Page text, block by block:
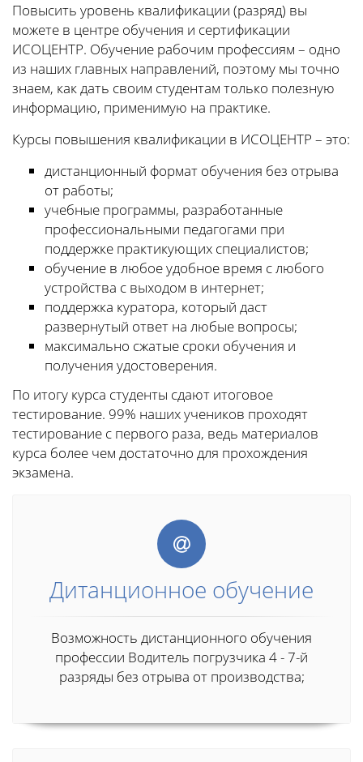
Повысить уровень квалификации (разряд) вы
можете в центре обучения и сертификации
ИСОЦЕНТР. Обучение рабочим профессиям – одно
из наших главных направлений, поэтому мы точно
знаем, как дать своим студентам только полезную
информацию, применимую на практике.
Курсы повышения квалификации в ИСОЦЕНТР – это:
дистанционный формат обучения без отрыва
от работы;
учебные программы, разработанные
профессиональными педагогами при
поддержке практикующих специалистов;
обучение в любое удобное время с любого
устройства с выходом в интернет;
поддержка куратора, который даст
развернутый ответ на любые вопросы;
максимально сжатые сроки обучения и
получения удостоверения.
По итогу курса студенты сдают итоговое
тестирование. 99% наших учеников проходят
тестирование с первого раза, ведь материалов
курса более чем достаточно для прохождения
экзамена.
Дитанционное обучение
Возможность дистанционного обучения
профессии Водитель погрузчика 4 - 7-й
разряды без отрыва от производства;